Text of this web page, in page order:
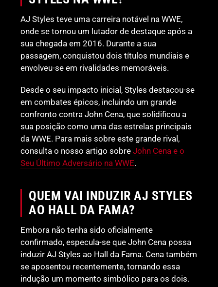
AJ Styles teve uma carreira notável na WWE,
onde se tornou um lutador de destaque após a
sua chegada em 2016. Durante a sua
passagem, conquistou dois títulos mundiais e
envolveu-se em rivalidades memoráveis.
Desde o seu impacto inicial, Styles destacou-se
em combates épicos, incluindo um grande
confronto contra John Cena, que solidificou a
sua posição como uma das estrelas principais
da WWE. Para mais sobre este grande rival,
consulta o nosso artigo sobreJohn Cena e o
Seu Último Adversário na WWE.
QUEM VAI INDUZIR AJ STYLES
AO HALL DA FAMA?
Embora não tenha sido oficialmente
confirmado, especula-se que John Cena possa
induzir AJ Styles ao Hall da Fama. Cena também
se aposentou recentemente, tornando essa
indução um momento simbólico para os dois.